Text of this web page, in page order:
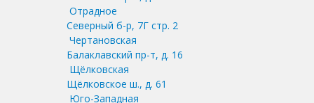
Отрадное
Северный б-р, 7Г стр. 2
Чертановская
Балаклавский пр-т, д. 16
Щёлковская
Щёлковское ш., д. 61
Юго-Западная